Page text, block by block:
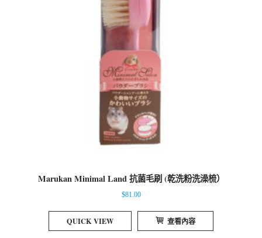
Marukan Minimal Land 抗菌毛刷 (乾洗粉洗澡梳）
$81.00
QUICK VIEW 查看內容